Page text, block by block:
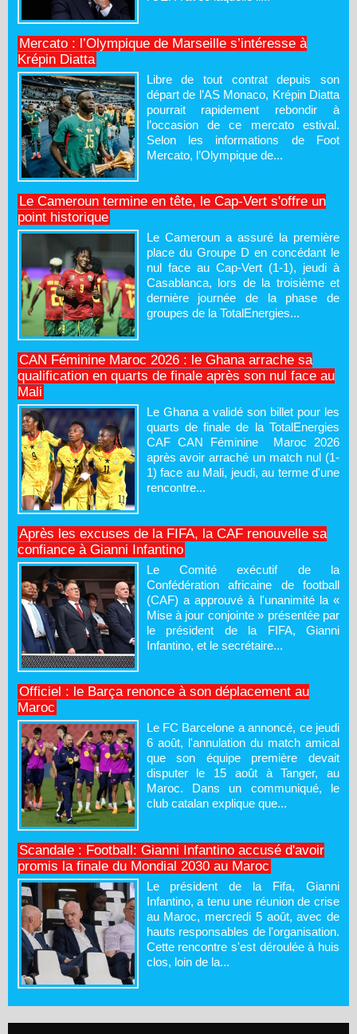
Mercato : l’Olympique de Marseille s’intéresse à
Krépin Diatta
Libre de tout contrat depuis son
départ de l’AS Monaco, Krépin Diatta
pourrait rapidement rebondir à
l’occasion de ce mercato estival.
Selon les informations de Foot
Mercato, l’Olympique de...
Le Cameroun termine en tête, le Cap-Vert s'offre un
point historique
Le Cameroun a assuré la première
place du Groupe D en concédant le
nul face au Cap-Vert (1-1), jeudi à
Casablanca, lors de la troisième et
dernière journée de la phase de
groupes de la TotalEnergies...
CAN Féminine Maroc 2026 : le Ghana arrache sa
qualification en quarts de finale après son nul face au
Mali
Le Ghana a validé son billet pour les
quarts de finale de la TotalEnergies
CAF CAN Féminine Maroc 2026
après avoir arraché un match nul (1-
1) face au Mali, jeudi, au terme d'une
rencontre...
Après les excuses de la FIFA, la CAF renouvelle sa
confiance à Gianni Infantino
Le Comité exécutif de la
Confédération africaine de football
(CAF) a approuvé à l'unanimité la «
Mise à jour conjointe » présentée par
le président de la FIFA, Gianni
Infantino, et le secrétaire...
Officiel : le Barça renonce à son déplacement au
Maroc
Le FC Barcelone a annoncé, ce jeudi
6 août, l'annulation du match amical
que son équipe première devait
disputer le 15 août à Tanger, au
Maroc. Dans un communiqué, le
club catalan explique que...
Scandale : Football: Gianni Infantino accusé d'avoir
promis la finale du Mondial 2030 au Maroc
Le président de la Fifa, Gianni
Infantino, a tenu une réunion de crise
au Maroc, mercredi 5 août, avec de
hauts responsables de l'organisation.
Cette rencontre s'est déroulée à huis
clos, loin de la...